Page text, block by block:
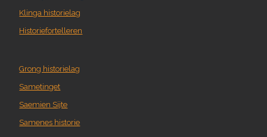
Klinga historielag
Historiefortelleren
Grong historielag
Sametinget
Saemien Sijte
Samenes historie